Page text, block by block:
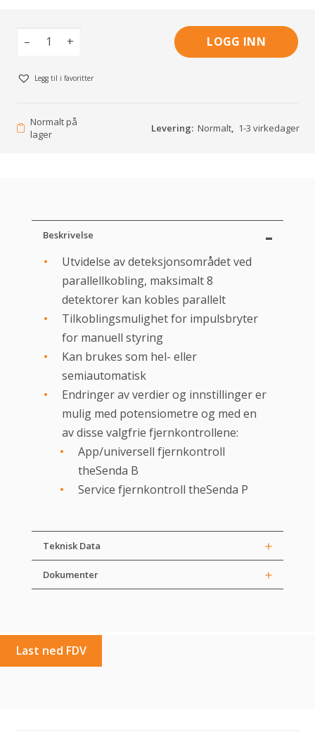
– + LOGG INN
Legg til i favoritter
Normalt på
lager
Levering: Normalt, 1-3 virkedager
Beskrivelse
Utvidelse av deteksjonsområdet ved
parallellkobling, maksimalt 8
detektorer kan kobles parallelt
Tilkoblingsmulighet for impulsbryter
for manuell styring
Kan brukes som hel- eller
semiautomatisk
Endringer av verdier og innstillinger er
mulig med potensiometre og med en
av disse valgfrie fjernkontrollene:
App/universell fjernkontroll
theSenda B
Service fjernkontroll theSenda P
Teknisk Data
Dokumenter
Last ned FDV